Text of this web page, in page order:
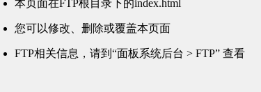
本页面在FTP根目录下的index.html
您可以修改、删除或覆盖本页面
FTP相关信息，请到“面板系统后台 > FTP” 查看